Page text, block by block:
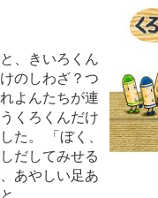
、きいろくん
のしわざ？つ
よんたちが連
くろくんだけ
た。 「ぼく、
だしてみせる
あやしい足あ
…。